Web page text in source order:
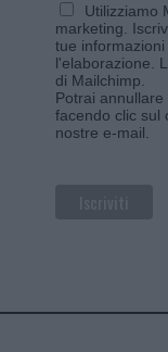
Utilizziamo
marketing.
tue
l'elaborazione.
di Mailchimp
Potrai
facendo clic sul
nostre e-mail.